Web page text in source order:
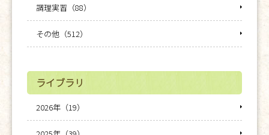
調理実習（88）
その他（512）
ライブラリ
2026年（19）